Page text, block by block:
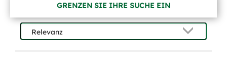
GRENZEN SIE IHRE SUCHE EIN